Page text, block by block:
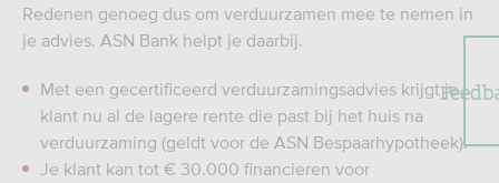
Redenen genoeg dus om verduurzamen mee te nemen in
je advies. ASN Bank helpt je daarbij.​
Met een gecertificeerd verduurzamingsadvies krijgt je
klant nu al de lagere rente die past bij het huis na
verduurzaming (geldt voor de ASN Bespaarhypotheek). ​
Je klant kan tot € 30.000 financieren voor